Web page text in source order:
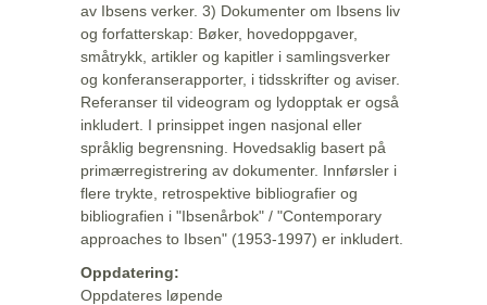
av Ibsens verker. 3) Dokumenter om Ibsens liv
og forfatterskap: Bøker, hovedoppgaver,
småtrykk, artikler og kapitler i samlingsverker
og konferanserapporter, i tidsskrifter og aviser.
Referanser til videogram og lydopptak er også
inkludert. I prinsippet ingen nasjonal eller
språklig begrensning. Hovedsaklig basert på
primærregistrering av dokumenter. Innførsler i
flere trykte, retrospektive bibliografier og
bibliografien i "Ibsenårbok" / "Contemporary
approaches to Ibsen" (1953-1997) er inkludert.
Oppdatering:
Oppdateres løpende